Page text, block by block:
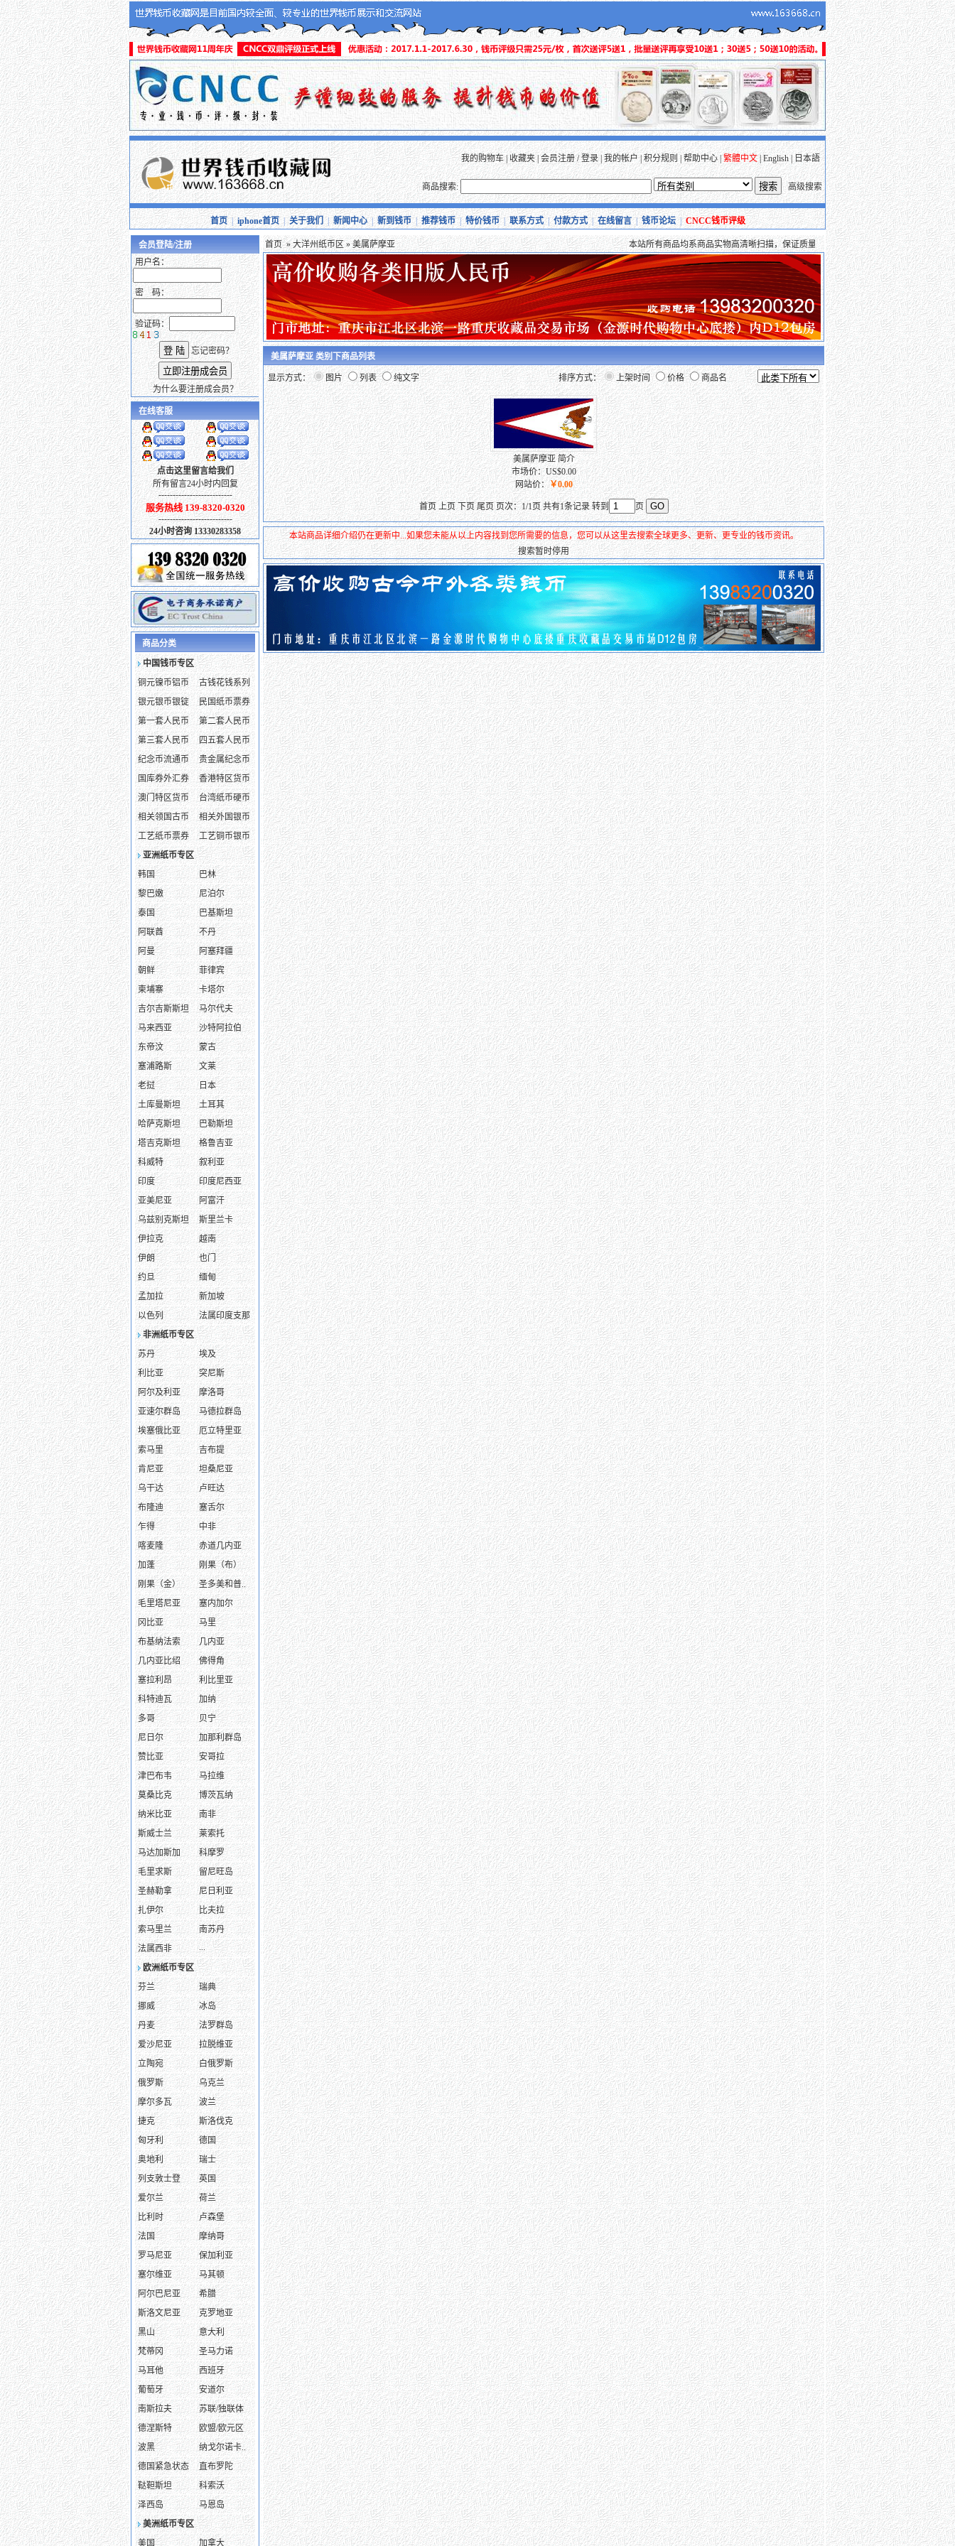
我的购物车|收藏夹|会员注册/登录|我的帐户|积分规则| 帮助中心 |繁體中文 |English| 日本語
商品搜索: 高级搜索
首页|iphone首页|关于我们 | 新闻中心| 新到钱币|推荐钱币|特价钱币|联系方式|付款方式|在线留言|钱币论坛|CNCC钱币评级
会员登陆/注册
用户名：
密 码：
验证码：
忘记密码？
为什么要注册成会员？
在线客服
点击这里留言给我们
所有留言24小时内回复
--------------------------
服务热线 139-8320-0320
--------------------------
24小时咨询 13330283358
商品分类
中国钱币专区
铜元镍币铝币
古钱花钱系列
银元银币银锭
民国纸币票券
第一套人民币
第二套人民币
第三套人民币
四五套人民币
纪念币流通币
贵金属纪念币
国库券外汇券
香港特区货币
澳门特区货币
台湾纸币硬币
相关领国古币
相关外国银币
工艺纸币票券
工艺铜币银币
亚洲纸币专区
韩国
巴林
黎巴嫩
尼泊尔
泰国
巴基斯坦
阿联酋
不丹
阿曼
阿塞拜疆
朝鲜
菲律宾
柬埔寨
卡塔尔
吉尔吉斯斯坦
马尔代夫
马来西亚
沙特阿拉伯
东帝汶
蒙古
塞浦路斯
文莱
老挝
日本
土库曼斯坦
土耳其
哈萨克斯坦
巴勒斯坦
塔吉克斯坦
格鲁吉亚
科威特
叙利亚
印度
印度尼西亚
亚美尼亚
阿富汗
乌兹别克斯坦
斯里兰卡
伊拉克
越南
伊朗
也门
约旦
缅甸
孟加拉
新加坡
以色列
法属印度支那
非洲纸币专区
苏丹
埃及
利比亚
突尼斯
阿尔及利亚
摩洛哥
亚速尔群岛
马德拉群岛
埃塞俄比亚
厄立特里亚
索马里
吉布提
肯尼亚
坦桑尼亚
乌干达
卢旺达
布隆迪
塞舌尔
乍得
中非
喀麦隆
赤道几内亚
加蓬
刚果（布）
刚果（金）
圣多美和普..
毛里塔尼亚
塞内加尔
冈比亚
马里
布基纳法索
几内亚
几内亚比绍
佛得角
塞拉利昂
利比里亚
科特迪瓦
加纳
多哥
贝宁
尼日尔
加那利群岛
赞比亚
安哥拉
津巴布韦
马拉维
莫桑比克
博茨瓦纳
纳米比亚
南非
斯威士兰
莱索托
马达加斯加
科摩罗
毛里求斯
留尼旺岛
圣赫勒拿
尼日利亚
扎伊尔
比夫拉
索马里兰
南苏丹
法属西非
...
欧洲纸币专区
芬兰
瑞典
挪威
冰岛
丹麦
法罗群岛
爱沙尼亚
拉脱维亚
立陶宛
白俄罗斯
俄罗斯
乌克兰
摩尔多瓦
波兰
捷克
斯洛伐克
匈牙利
德国
奥地利
瑞士
列支敦士登
英国
爱尔兰
荷兰
比利时
卢森堡
法国
摩纳哥
罗马尼亚
保加利亚
塞尔维亚
马其顿
阿尔巴尼亚
希腊
斯洛文尼亚
克罗地亚
黑山
意大利
梵蒂冈
圣马力诺
马耳他
西班牙
葡萄牙
安道尔
南斯拉夫
苏联/独联体
德涅斯特
欧盟/欧元区
波黑
纳戈尔诺卡..
德国紧急状态
直布罗陀
鞑靼斯坦
科索沃
泽西岛
马恩岛
美洲纸币专区
美国
加拿大
首页»大洋州纸币区» 美属萨摩亚 本站所有商品均系商品实物高清晰扫描，保证质量，并均支持支付宝、财富通、安付通等
美属萨摩亚 类别下商品列表
显示方式： 图片 列表 纯文字 排序方式： 上架时间 价格 商品名
美属萨摩亚 简介
市场价：US$0.00
网站价：￥0.00
首页 上页 下页 尾页 页次：1/1页 共有1条记录 转到 页
本站商品详细介绍仍在更新中...如果您未能从以上内容找到您所需要的信息，您可以从这里去搜索全球更多、更新、更专业的钱币资讯。
搜索暂时停用